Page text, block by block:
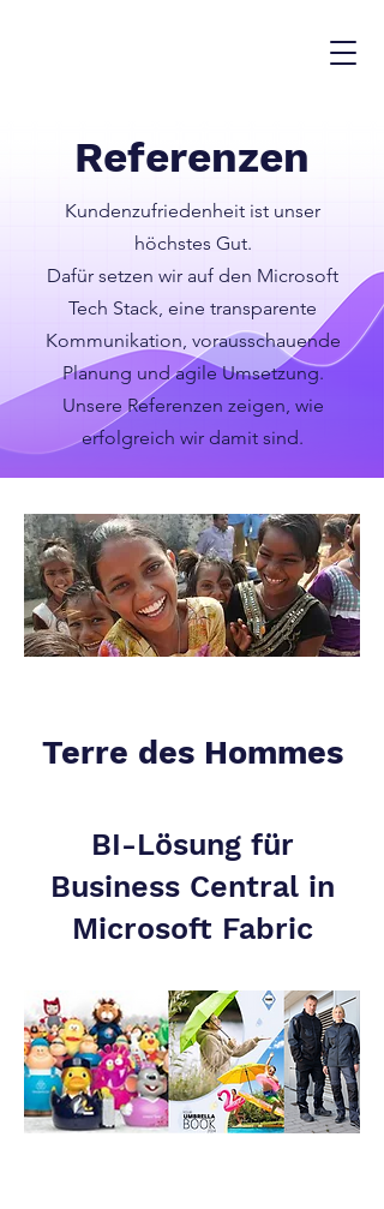
Referenzen
Kundenzufriedenheit ist unser
höchstes Gut.
Dafür setzen wir auf den Microsoft
Tech Stack, eine transparente
Kommunikation, vorausschauende
Planung und agile Umsetzung.
Unsere Referenzen zeigen, wie
erfolgreich wir damit sind.
Terre des Hommes
BI-Lösung für
Business Central in
Microsoft Fabric